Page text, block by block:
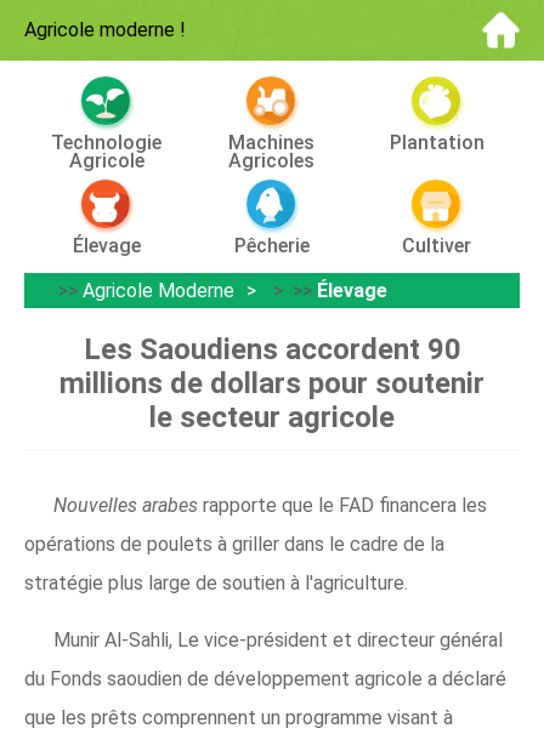
Agricole moderne !
Technologie
Agricole
Machines
Agricoles
Plantation
Élevage Pêcherie
Cultiver
>> Agricole Moderne > >> Élevage
Les Saoudiens accordent 90
millions de dollars pour soutenir
le secteur agricole
Nouvelles arabes rapporte que le FAD financera les
opérations de poulets à griller dans le cadre de la
stratégie plus large de soutien à l'agriculture.
Munir Al-Sahli, Le vice-président et directeur général
du Fonds saoudien de développement agricole a déclaré
que les prêts comprennent un programme visant à